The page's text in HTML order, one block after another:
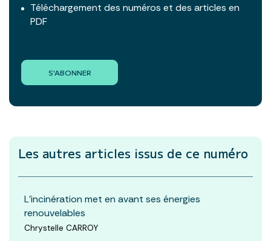
Téléchargement des numéros et des articles en
PDF
S'ABONNER
Les autres articles issus de ce numéro
L’incinération met en avant ses énergies
renouvelables
Chrystelle CARROY